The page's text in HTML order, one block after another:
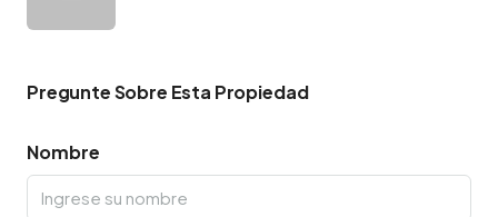
Pregunte Sobre Esta Propiedad
Nombre